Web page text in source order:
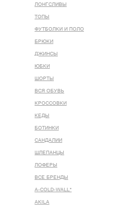
ЛОНГСЛИВЫ
ТОПЫ
ФУТБОЛКИ И ПОЛО
БРЮКИ
ДЖИНСЫ
ЮБКИ
ШОРТЫ
ВСЯ ОБУВЬ
КРОССОВКИ
КЕДЫ
БОТИНКИ
САНДАЛИИ
ШЛЕПАНЦЫ
ЛОФЕРЫ
ВСЕ БРЕНДЫ
A-COLD-WALL*
AKILA